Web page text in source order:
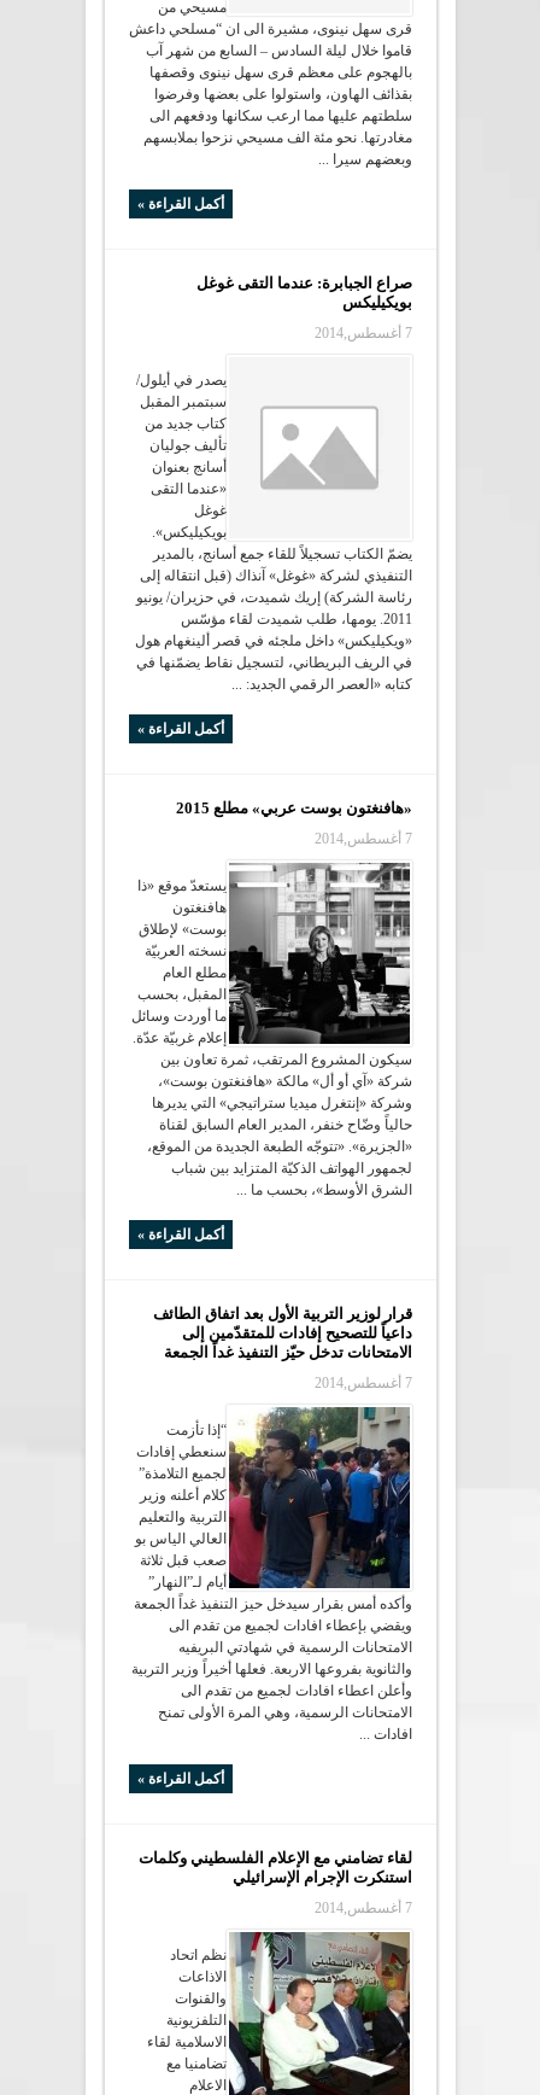
مسيحي من
قرى سهل نينوى، مشيرة الى ان “مسلحي داعش
قاموا خلال ليلة السادس – السابع من شهر آب
بالهجوم على معظم قرى سهل نينوى وقصفها
بقذائف الهاون، واستولوا على بعضها وفرضوا
سلطتهم عليها مما ارعب سكانها ودفعهم الى
مغادرتها. نحو مئة الف مسيحي نزحوا بملابسهم
وبعضهم سيرا ...
أكمل القراءة »
صراع الجبابرة: عندما التقى غوغل
بويكيليكس
7 أغسطس,2014
يصدر في أيلول/
سبتمبر المقبل
كتاب جديد من
تأليف جوليان
أسانج بعنوان
«عندما التقى
غوغل
بويكيليكس».
يضمّ الكتاب تسجيلاً للقاء جمع أسانج، بالمدير
التنفيذي لشركة «غوغل» آنذاك (قبل انتقاله إلى
رئاسة الشركة) إريك شميدت، في حزيران/ يونيو
2011. يومها، طلب شميدت لقاء مؤسّس
«ويكيليكس» داخل ملجئه في قصر ألينغهام هول
في الريف البريطاني، لتسجيل نقاط يضمّنها في
كتابه «العصر الرقمي الجديد: ...
أكمل القراءة »
«هافنغتون بوست عربي» مطلع 2015
7 أغسطس,2014
يستعدّ موقع «ذا
هافنغتون
بوست» لإطلاق
نسخته العربيّة
مطلع العام
المقبل، بحسب
ما أوردت وسائل
إعلام غربيّة عدّة.
سيكون المشروع المرتقب، ثمرة تعاون بين
شركة «آي أو أل» مالكة «هافنغتون بوست»،
وشركة «إنتغرل ميديا ستراتيجي» التي يديرها
حالياً وضّاح خنفر، المدير العام السابق لقناة
«الجزيرة». «تتوجّه الطبعة الجديدة من الموقع،
لجمهور الهواتف الذكيّة المتزايد بين شباب
الشرق الأوسط»، بحسب ما ...
أكمل القراءة »
قرار لوزير التربية الأول بعد اتفاق الطائف
داعياً للتصحيح إفادات للمتقدّمين إلى
الامتحانات تدخل حيّز التنفيذ غداً الجمعة
7 أغسطس,2014
“إذا تأزمت
سنعطي إفادات
لجميع التلامذة”
كلام أعلنه وزير
التربية والتعليم
العالي الياس بو
صعب قبل ثلاثة
أيام لـ”النهار”
وأكده أمس بقرار سيدخل حيز التنفيذ غداً الجمعة
ويقضي بإعطاء افادات لجميع من تقدم الى
الامتحانات الرسمية في شهادتي البريفيه
والثانوية بفروعها الاربعة. فعلها أخيراً وزير التربية
وأعلن اعطاء افادات لجميع من تقدم الى
الامتحانات الرسمية، وهي المرة الأولى تمنح
افادات ...
أكمل القراءة »
لقاء تضامني مع الإعلام الفلسطيني وكلمات
استنكرت الإجرام الإسرائيلي
7 أغسطس,2014
نظم اتحاد
الاذاعات
والقنوات
التلفزيونية
الاسلامية لقاء
تضامنيا مع
الاعلام